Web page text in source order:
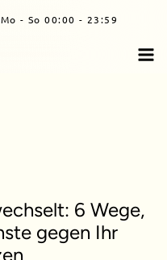
Mo - So 00:00 - 23:59
6 Wege,
gegen Ihr